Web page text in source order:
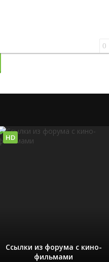
0
Ссылки из форума с кино-
фильмами
HD